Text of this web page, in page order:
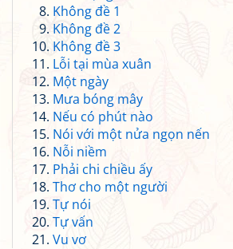
Không đề 1
Không đề 2
Không đề 3
Lỗi tại mùa xuân
Một ngày
Mưa bóng mây
Nếu có phút nào
Nói với một nửa ngọn nến
Nỗi niềm
Phải chi chiều ấy
Thơ cho một người
Tự nói
Tự vấn
Vu vơ